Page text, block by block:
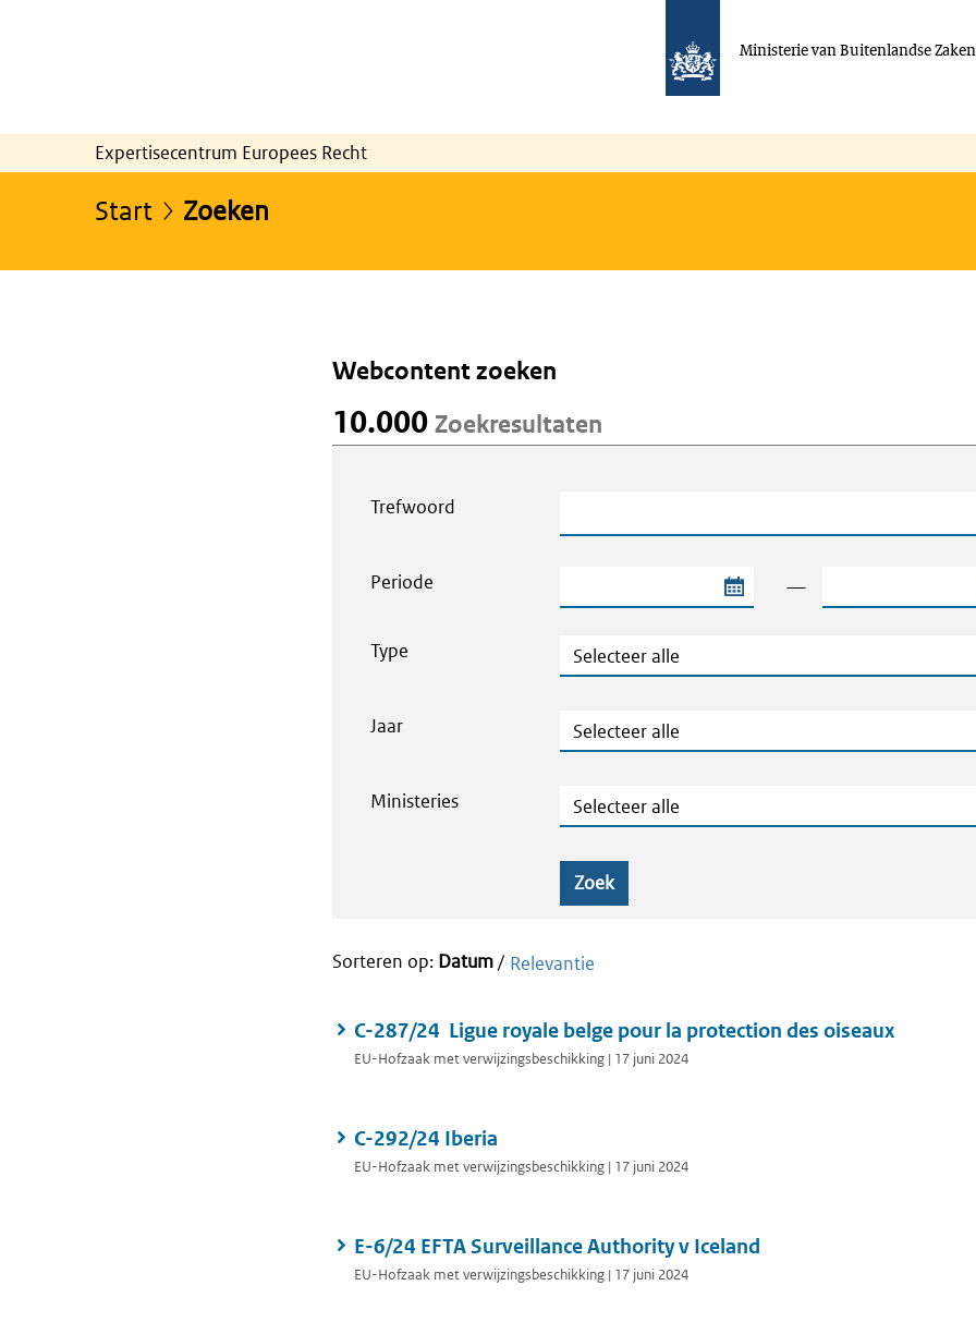
Ministerie van Buitenlandse Zaken
Expertisecentrum Europees Recht
Start Zoeken
Webcontent zoeken
10.000 Zoekresultaten
Trefwoord
Periode Begindatum van de periode — Einddatum van de
Type Type
Jaar Jaar
Ministeries Ministeries
Zoek
Sorteren op: Datum/ Relevantie
C-287/24 Ligue royale belge pour la protection des oiseaux
EU-Hofzaak met verwijzingsbeschikking | 17 juni 2024
C-292/24 Iberia
EU-Hofzaak met verwijzingsbeschikking | 17 juni 2024
E-6/24 EFTA Surveillance Authority v Iceland
EU-Hofzaak met verwijzingsbeschikking | 17 juni 2024